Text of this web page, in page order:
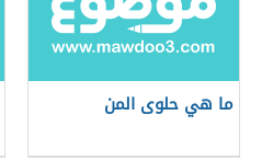
ما هي حلوى المن